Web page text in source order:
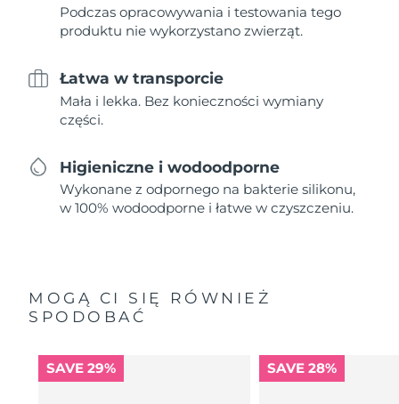
Podczas opracowywania i testowania tego
produktu nie wykorzystano zwierząt.
Łatwa w transporcie
Mała i lekka. Bez konieczności wymiany
części.
Higieniczne i wodoodporne
Wykonane z odpornego na bakterie silikonu,
w 100% wodoodporne i łatwe w czyszczeniu.
MOGĄ CI SIĘ RÓWNIEŻ
SPODOBAĆ
SAVE 29% SAVE 28%